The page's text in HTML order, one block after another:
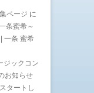
ページ に
条蜜希～
一条 蜜希
ジックコン
お知らせ
タートし